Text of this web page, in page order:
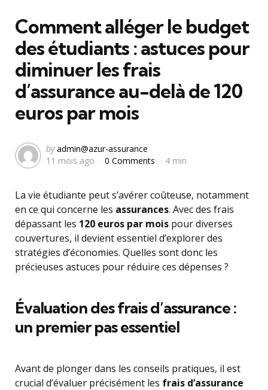
Comment alléger le budget
des étudiants : astuces pour
diminuer les frais
d’assurance au-delà de 120
euros par mois
Posted
by
by admin@azur-assurance
11 mois ago
0 Comments 4 min
La vie étudiante peut s’avérer coûteuse, notamment
en ce qui concerne les assurances. Avec des frais
dépassant les 120 euros par mois pour diverses
couvertures, il devient essentiel d’explorer des
stratégies d’économies. Quelles sont donc les
précieuses astuces pour réduire ces dépenses ?
Évaluation des frais d’assurance :
un premier pas essentiel
Avant de plonger dans les conseils pratiques, il est
crucial d’évaluer précisément les frais d’assurance